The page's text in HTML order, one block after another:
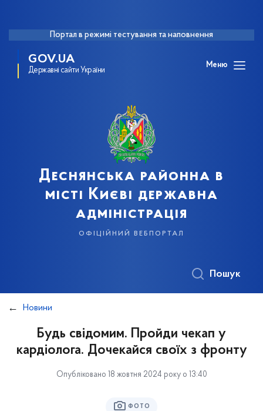
Портал в режимі тестування та наповнення
GOV.UA
Державні сайти України
Меню
Деснянська районна в
місті Києві державна
адміністрація
офіційний вебпортал
Пошук
Новини
Будь свідомим. Пройди чекап у
кардіолога. Дочекайся своїх з фронту
Опубліковано 18 жовтня 2024 року о 13:40
ФОТО